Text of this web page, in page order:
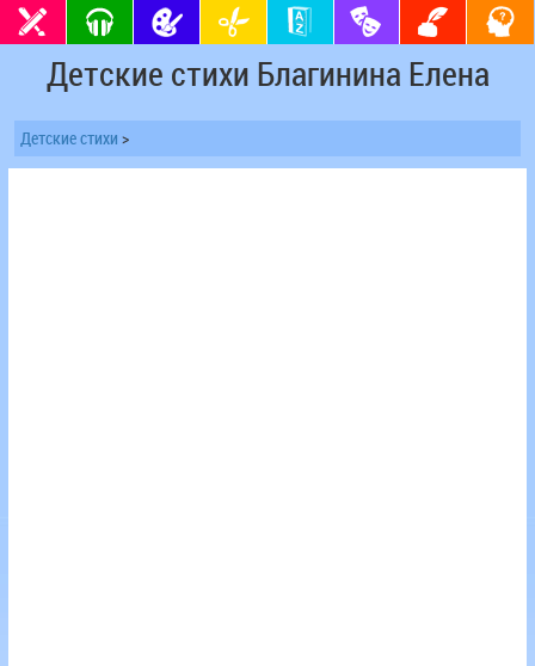
Детские стихи Благинина Елена
Детские стихи >